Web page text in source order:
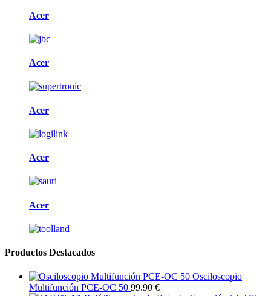
Acer
Acer
Acer
Acer
Acer
Productos Destacados
Osciloscopio
Multifunción PCE-OC 50 99.90 €